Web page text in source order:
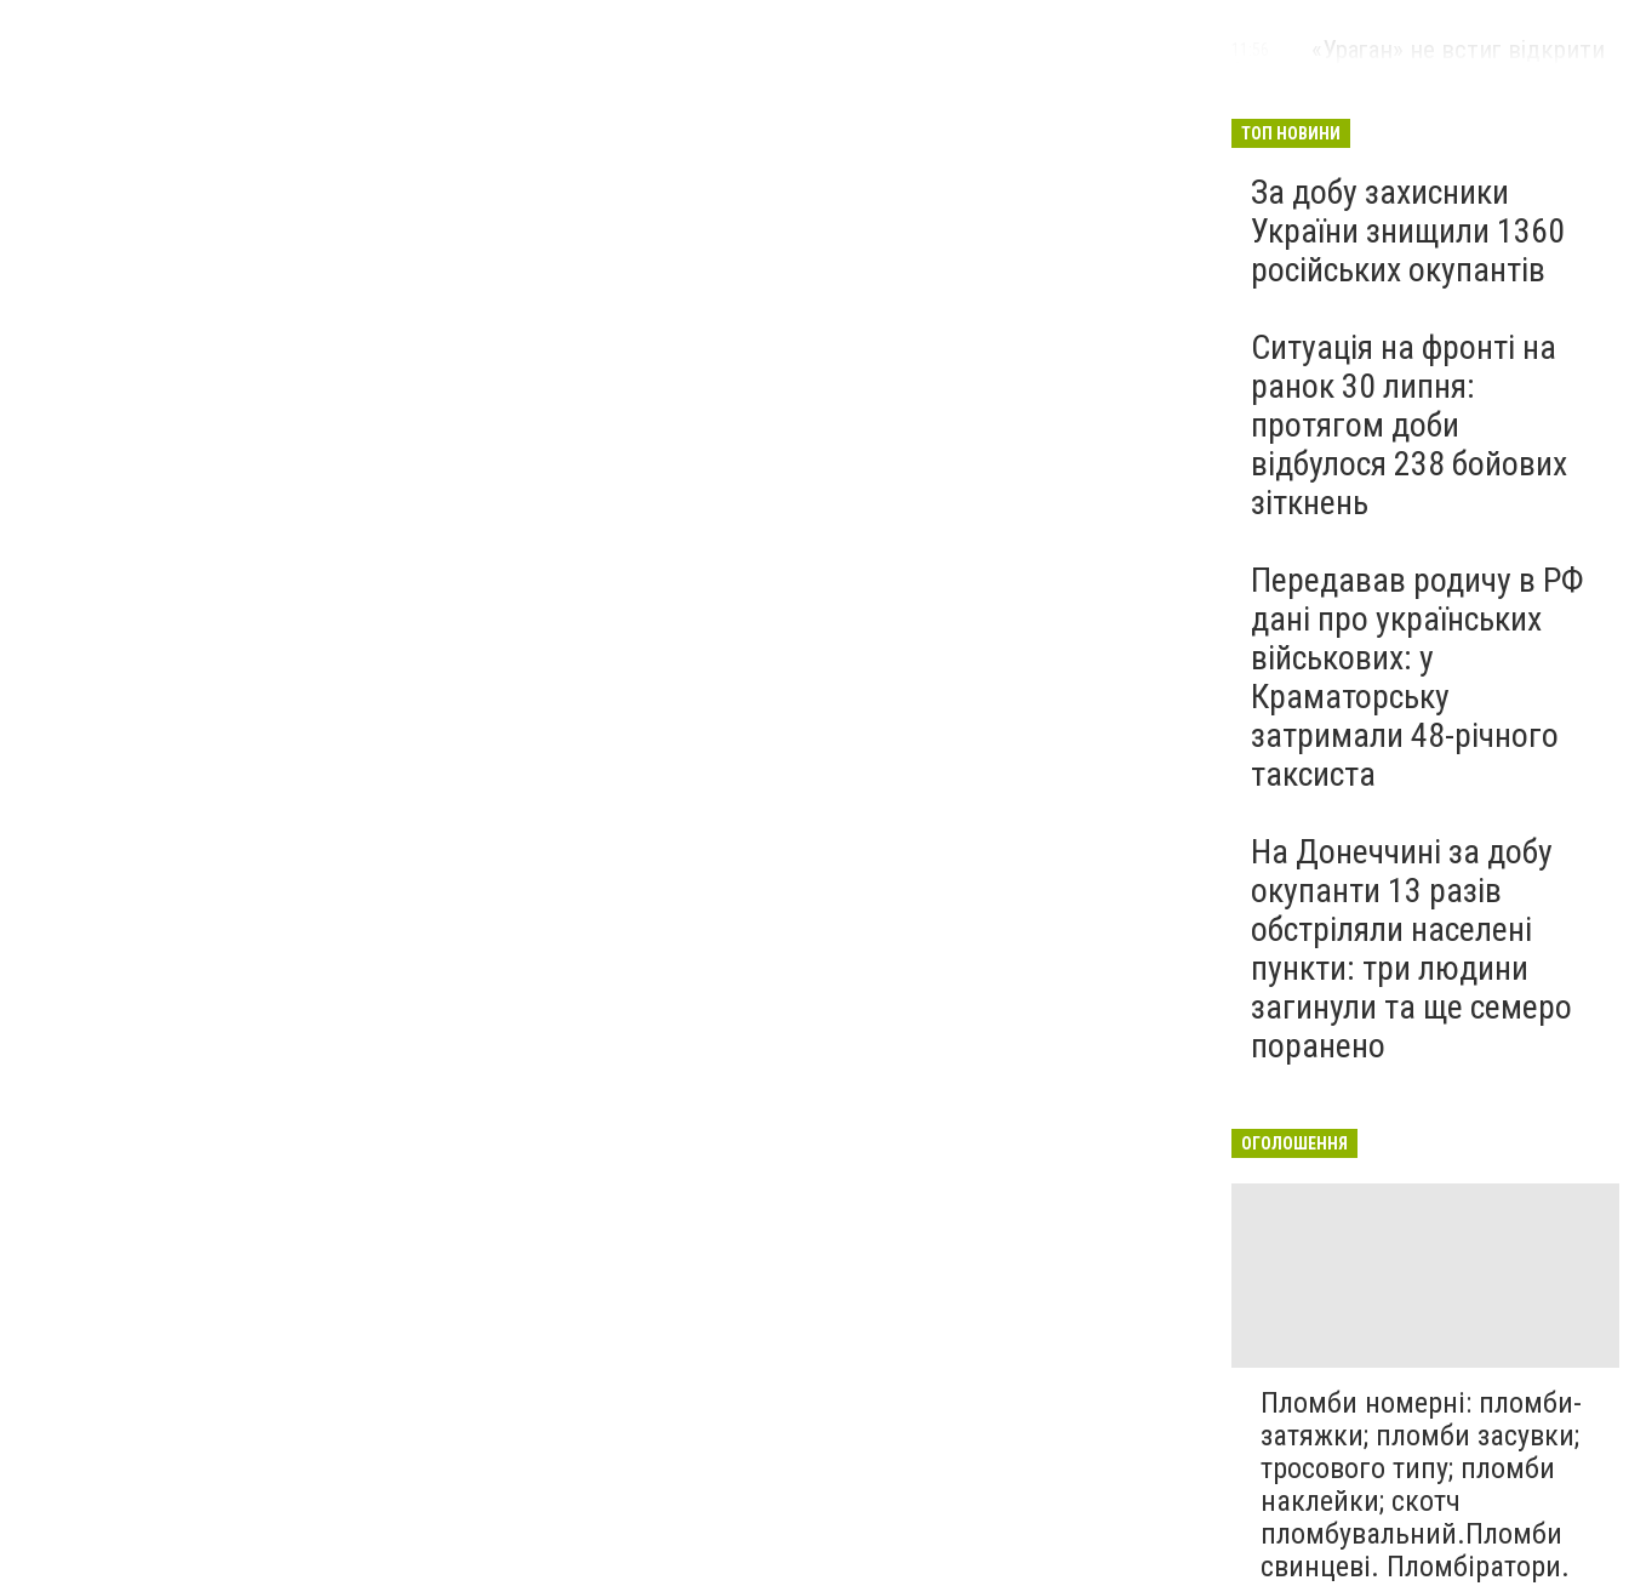
«Ураган» не встиг відкрити
на Донеччині,- ВІДЕО
ТОП НОВИНИ
За добу захисники
України знищили 1360
російських окупантів
Ситуація на фронті на
ранок 30 липня:
протягом доби
відбулося 238 бойових
зіткнень
Передавав родичу в РФ
дані про українських
військових: у
Краматорську
затримали 48-річного
таксиста
На Донеччині за добу
окупанти 13 разів
обстріляли населені
пункти: три людини
загинули та ще семеро
поранено
ОГОЛОШЕННЯ
Пломби номерні: пломби-
затяжки; пломби засувки;
тросового типу; пломби
наклейки; скотч
пломбувальний.Пломби
свинцеві. Пломбіратори.